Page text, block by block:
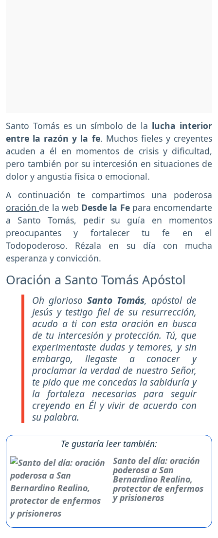
Santo Tomás es un símbolo de la lucha interior
entre la razón y la fe. Muchos fieles y creyentes
acuden a él en momentos de crisis y dificultad,
pero también por su intercesión en situaciones de
dolor y angustia física o emocional.
A continuación te compartimos una poderosa
oración de la web Desde la Fe para encomendarte
a Santo Tomás, pedir su guía en momentos
preocupantes y fortalecer tu fe en el
Todopoderoso. Rézala en su día con mucha
esperanza y convicción.
Oración a Santo Tomás Apóstol
Oh glorioso Santo Tomás, apóstol de
Jesús y testigo fiel de su resurrección,
acudo a ti con esta oración en busca
de tu intercesión y protección. Tú, que
experimentaste dudas y temores, y sin
embargo, llegaste a conocer y
proclamar la verdad de nuestro Señor,
te pido que me concedas la sabiduría y
la fortaleza necesarias para seguir
creyendo en Él y vivir de acuerdo con
su palabra.
Te gustaría leer también:
Santo del día: oración
poderosa a San
Bernardino Realino,
protector de enfermos
y prisioneros